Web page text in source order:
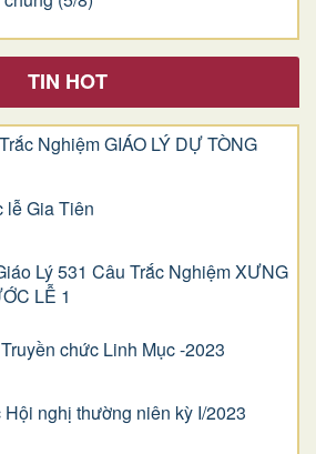
TIN HOT
Nghiệm GIÁO LÝ DỰ TÒNG
lễ Gia Tiên
Lý 531 Câu Trắc Nghiệm XƯNG
LỄ 1
chức Linh Mục -2023
Hội nghị thường niên kỳ I/2023